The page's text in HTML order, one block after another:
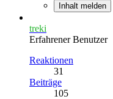
Inhalt melden
treki
Erfahrener Benutzer
Reaktionen
31
Beiträge
105